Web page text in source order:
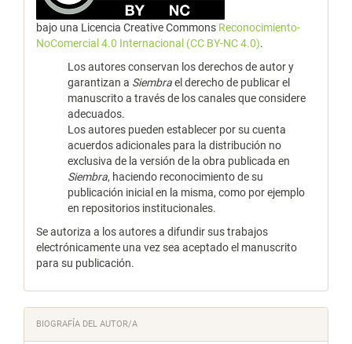
bajo una Licencia Creative Commons Reconocimiento-
NoComercial 4.0 Internacional (CC BY-NC 4.0).
Los autores conservan los derechos de autor y
garantizan a Siembrael derecho de publicar el
manuscrito a través de los canales que considere
adecuados.
Los autores pueden establecer por su cuenta
acuerdos adicionales para la distribución no
exclusiva de la versión de la obra publicada en
Siembra, haciendo reconocimiento de su
publicación inicial en la misma, como por ejemplo
en repositorios institucionales.
Se autoriza a los autores a difundir sus trabajos
electrónicamente una vez sea aceptado el manuscrito
para su publicación.
BIOGRAFÍA DEL AUTOR/A